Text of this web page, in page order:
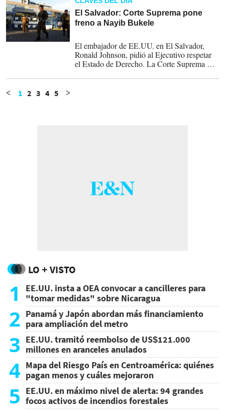
El Salvador: Corte Suprema pone
freno a Nayib Bukele
El embajador de EE.UU. en El Salvador,
Ronald Johnson, pidió al Ejecutivo respetar
el Estado de Derecho. La Corte Suprema de
presidente Bukele.
< 1 2 3 4 5 >
LO + VISTO
1
EE.UU. insta a OEA convocar a cancilleres para
"tomar medidas" sobre Nicaragua
2 Panamá y Japón abordan más financiamiento
para ampliación del metro
3 EE.UU. tramitó reembolso de US$121.000
millones en aranceles anulados
4 Mapa del Riesgo País en Centroamérica: quiénes
pagan menos y cuáles mejoraron
5 EE.UU. en máximo nivel de alerta: 94 grandes
focos activos de incendios forestales